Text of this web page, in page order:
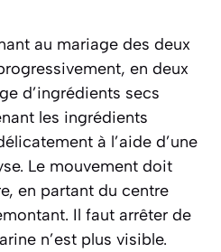
au mariage des deux
en deux
d’ingrédients secs
les ingrédients
à l’aide d’une
Le mouvement doit
en partant du centre
Il faut arrêter de
n’est plus visible.